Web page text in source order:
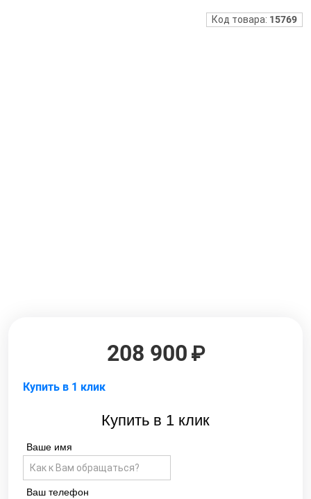
Код товара: 15769
208 900
Купить в 1 клик
Купить в 1 клик
Ваше имя
Ваш телефон